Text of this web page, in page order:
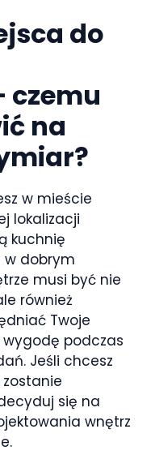
do
czemu
na
w mieście
lokalizacji
kuchnię
w dobrym
musi być nie
również
Twoje
podczas
Jeśli chcesz
się na
wnętrz